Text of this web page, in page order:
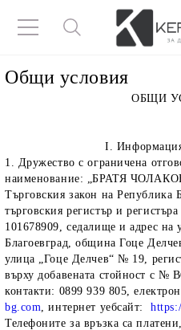
Общи условия
ОБЩИ
I. Информация
1. Дружество с ограничена
наименование: „БРАТЯ
Търговския закон на Република
търговския регистър и
101678909, седалище и адрес на
Благоевград, община Гоце
улица „Гоце Делчев“ № 19,
върху добавената стойност с №
контакти: 0899 939 805,
bg.com, интернет уебсайт:
Телефоните за връзка са